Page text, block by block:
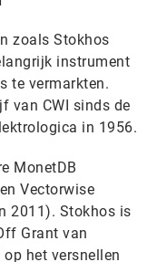
zoals Stokhos
instrument
te vermarkten.
van CWI sinds de
in 1956.
MonetDB
Vectorwise
2011). Stokhos is
Grant van
het versnellen